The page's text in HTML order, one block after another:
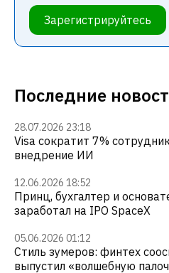
Последние
28.07.2026 23:18
Visa сократит 7%
внедрение ИИ
12.06.2026 18:52
Принц, бухгалтер и
заработал на IPO SpaceX
05.06.2026 01:12
Стиль зумеров: финтех
выпустил «волшебную
Зарегистрируйтесь